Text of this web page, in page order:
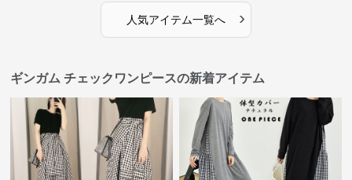
人気アイテム一覧へ ›
ギンガム チェックワンピースの新着アイテム